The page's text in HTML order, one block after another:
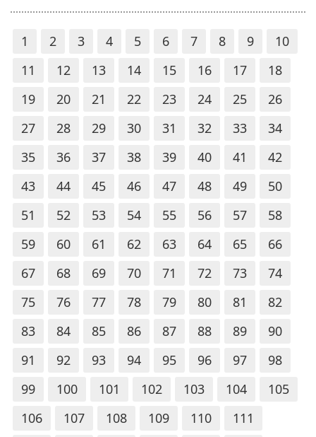
1 2 3 4 5 6 7 8 9
10
11
12 13 14 15 16 17
18
19
20 21 22 23 24 25
26
27
28 29 30 31 32 33
34
35
36 37 38 39 40 41
42
43
44 45 46 47 48 49
50
51
52 53 54 55 56 57
58
59
60 61 62 63 64 65
66
67
68 69 70 71 72 73
74
75
76 77 78 79 80 81
82
83
84 85 86 87 88 89
90
91
92 93 94 95 96 97
98
99
100 101 102 103 104
105
106
107 108 109 110
111